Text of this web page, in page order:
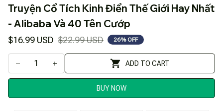
Truyện Cổ Tích Kinh Điển Thế Giới Hay Nhất
- Alibaba Và 40 Tên Cướp
$16.99 USD $22.99 USD 26% OFF
ADD TO CART
BUY NOW